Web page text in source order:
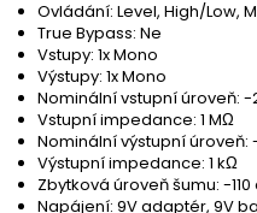
Ovládání: Level, High/Low,
True Bypass: Ne
Vstupy: 1x Mono
Výstupy: 1x Mono
Nominální vstupní úroveň: -
Vstupní impedance: 1 MΩ
Nominální výstupní úroveň:
Výstupní impedance: 1 kΩ
Zbytková úroveň šumu: -
Napájení: 9V adaptér, 9V